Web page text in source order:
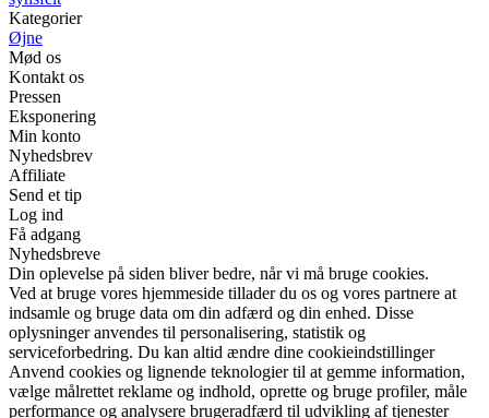
Kategorier
Øjne
Mød os
Kontakt os
Pressen
Eksponering
Min konto
Nyhedsbrev
Affiliate
Send et tip
Log ind
Få adgang
Nyhedsbreve
Din oplevelse på siden bliver bedre, når vi må bruge cookies.
Ved at bruge vores hjemmeside tillader du os og vores partnere at
indsamle og bruge data om din adfærd og din enhed. Disse
oplysninger anvendes til personalisering, statistik og
serviceforbedring. Du kan altid ændre dine cookieindstillinger
Anvend cookies og lignende teknologier til at gemme information,
vælge målrettet reklame og indhold, oprette og bruge profiler, måle
performance og analysere brugeradfærd til udvikling af tjenester